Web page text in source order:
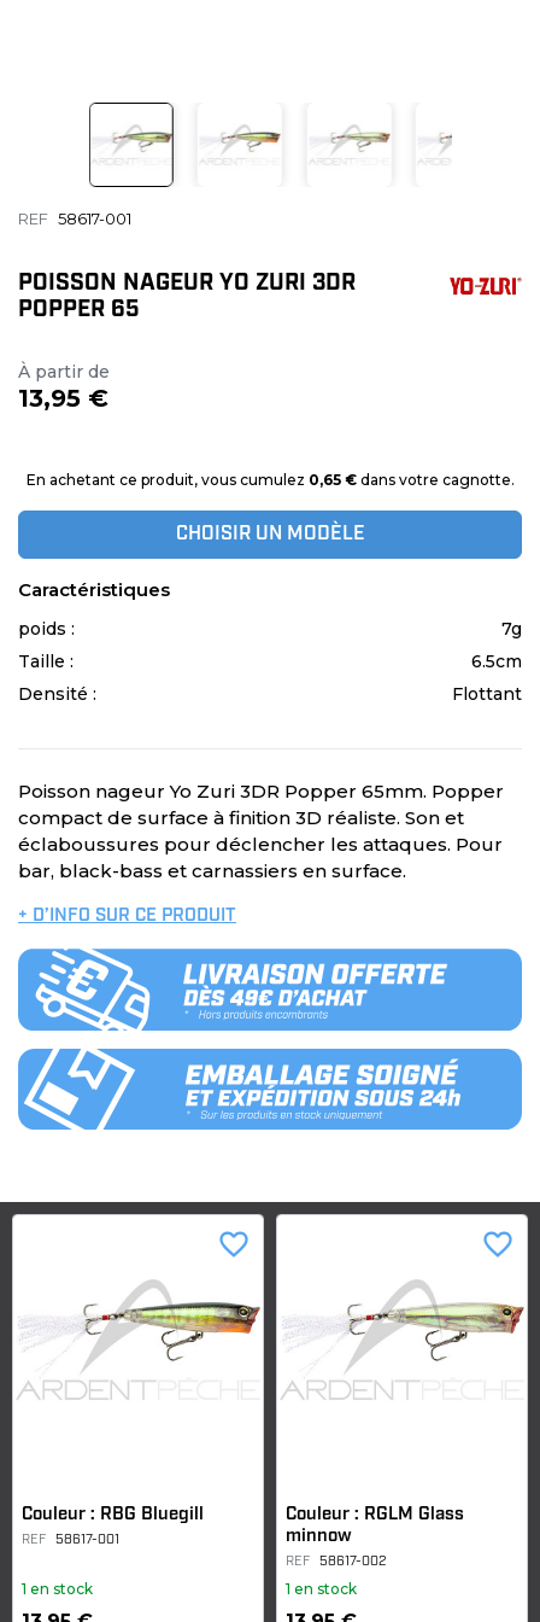
REF 58617-001
POISSON NAGEUR YO ZURI 3DR
POPPER 65
À partir de
13,95 €
En achetant ce produit, vous cumulez 0,65 €dans votre cagnotte.
CHOISIR UN MODÈLE
Caractéristiques
poids :
7g
Taille :
6.5cm
Densité :
Flottant
Poisson nageur Yo Zuri 3DR Popper 65mm. Popper
compact de surface à finition 3D réaliste. Son et
éclaboussures pour déclencher les attaques. Pour
bar, black-bass et carnassiers en surface.
+ D’INFO SUR CE PRODUIT
Couleur : RBG Bluegill
REF 58617-001
1 en stock
favorite_border
Couleur : RGLM Glass
minnow
REF 58617-002
1 en stock
favorite_border